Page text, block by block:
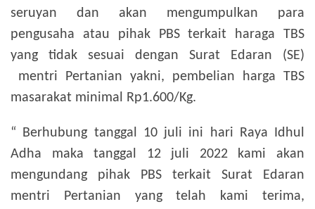
seruyan dan akan mengumpulkan para
pengusaha atau pihak PBS terkait haraga TBS
yang tidak sesuai dengan Surat Edaran (SE)
mentri Pertanian yakni, pembelian harga TBS
masarakat minimal Rp1.600/Kg.
“ Berhubung tanggal 10 juli ini hari Raya Idhul
Adha maka tanggal 12 juli 2022 kami akan
mengundang pihak PBS terkait Surat Edaran
mentri Pertanian yang telah kami terima,